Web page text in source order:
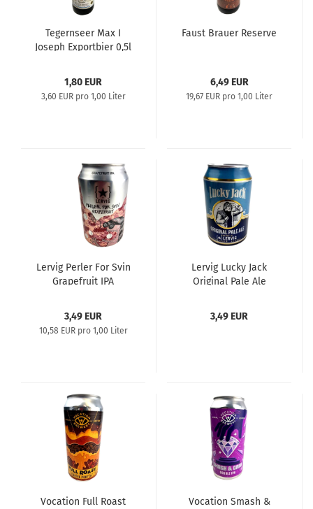
Tegernseer Max I
Joseph Exportbier 0,5l
1,80 EUR
3,60 EUR pro 1,00 Liter
Faust Brauer Reserve
6,49 EUR
19,67 EUR pro 1,00 Liter
Lervig Perler For Svin
Grapefruit IPA
3,49 EUR
10,58 EUR pro 1,00 Liter
Lervig Lucky Jack
Original Pale Ale
3,49 EUR
Vocation Full Roast
Vocation Smash &